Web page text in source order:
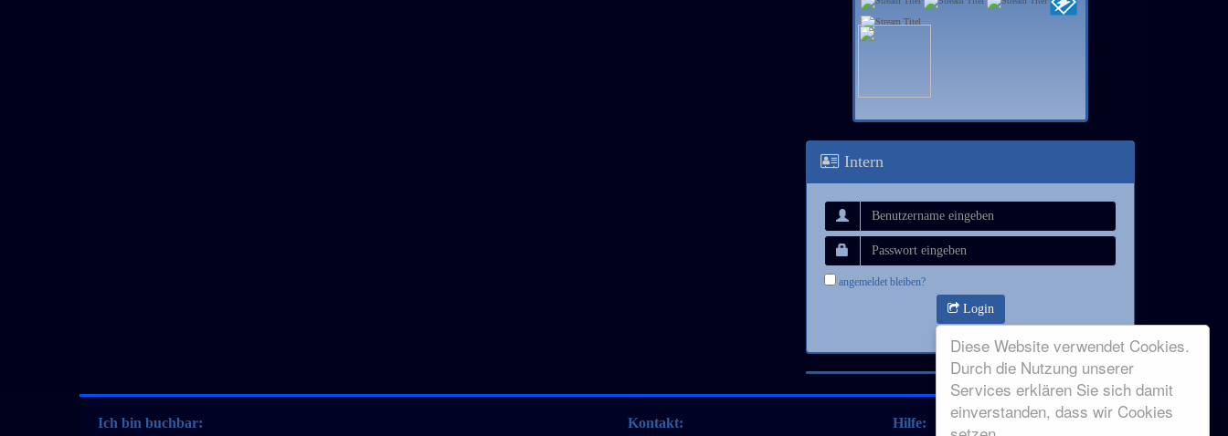
Diese Website verwendet Cookies.
Durch die Nutzung unserer
Services erklären Sie sich damit
einverstanden, dass wir Cookies
Intern
angemeldet bleiben?
Login
Ich bin buchbar: Kontakt: Hilfe: